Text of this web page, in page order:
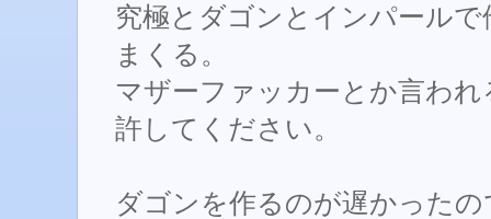
究極とダゴンとインパール
まくる。
マザーファッカーとか言われ
許してください。
ダゴンを作るのが遅かった